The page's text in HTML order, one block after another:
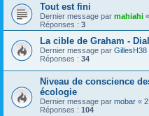
Tout est fini
Dernier message par mahiahi «
Réponses : 3
La cible de Graham -
Dernier message par GillesH38
Réponses : 34
Niveau de conscience
écologie
Dernier message par mobar «
Réponses : 104